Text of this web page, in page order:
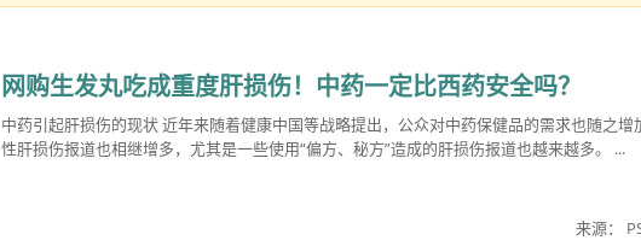
网购生发丸吃成重度肝损伤！中药一定比西药安全吗？
中药引起肝损伤的现状 近年来随着健康中国等战略提出，公众对中药保健品的需求也随之
性肝损伤报道也相继增多，尤其是一些使用“偏方、秘方”造成的肝损伤报道也越来越多。 ...
来源：